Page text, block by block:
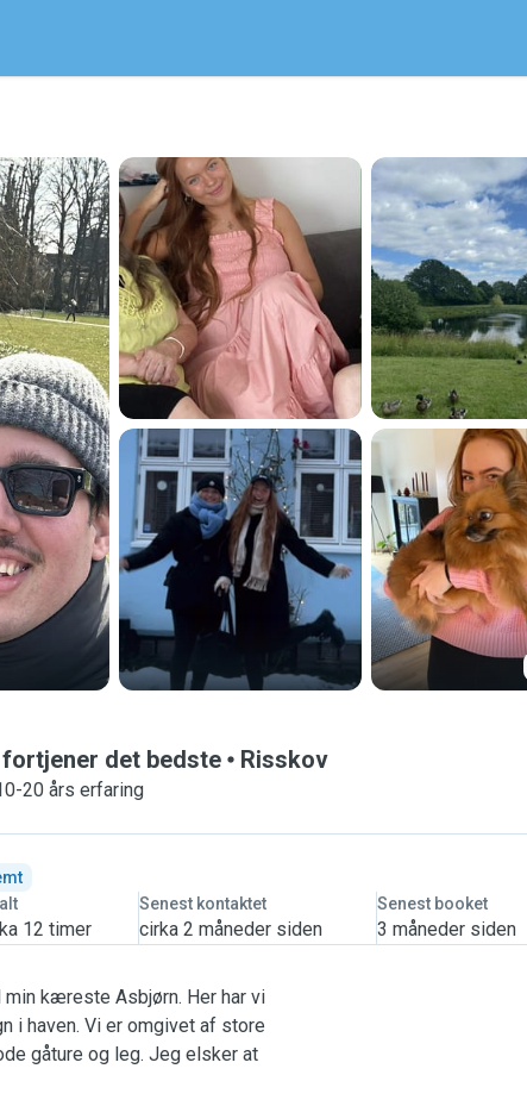
det bedste Risskov
20 års erfaring
12 timer
Senest kontaktet
cirka 2 måneder siden
Senest booket
3 måneder siden
kæreste Asbjørn. Her har vi
i haven. Vi er omgivet af store
gåture og leg. Jeg elsker at